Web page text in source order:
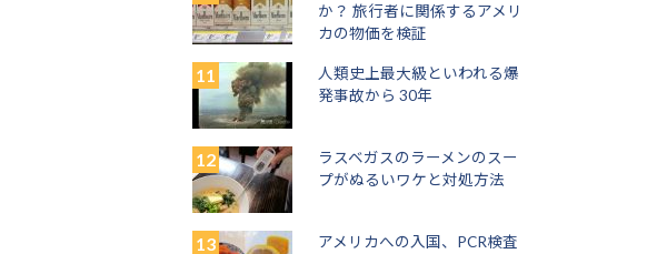
か？ 旅行者に関係するアメリ
カの物価を検証
人類史上最大級といわれる爆
発事故から 30年
ラスベガスのラーメンのスー
プがぬるいワケと対処方法
アメリカへの入国、PCR検査